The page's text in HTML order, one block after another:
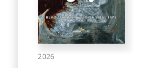
2026